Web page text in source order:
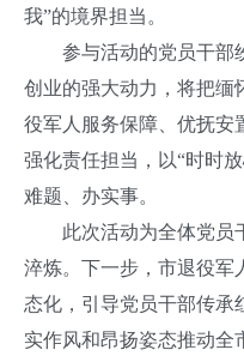
我”的境界担当。
参与活动的党员干部
创业的强大动力，将把缅
役军人服务保障、优抚安
强化责任担当，以“时时
难题、办实事。
此次活动为全体党员
淬炼。下一步，市退役军
态化，引导党员干部传承
实作风和昂扬姿态推动全